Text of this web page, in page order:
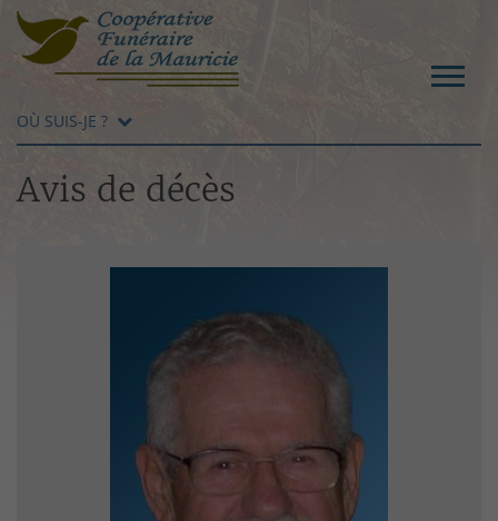
OÙ SUIS-JE ?
Avis de décès